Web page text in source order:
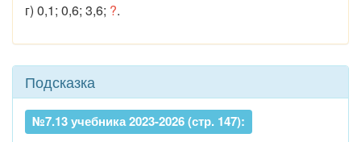
г) 0,1; 0,6; 3,6; ?.
Подсказка
№7.13 учебника 2023-2026 (стр. 147):